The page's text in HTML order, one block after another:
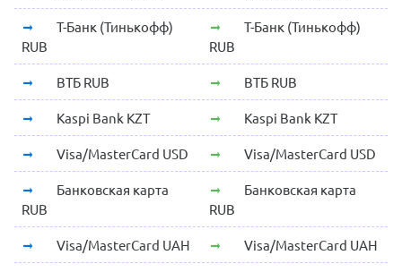
Т-Банк (Тинькофф)
RUB
Т-Банк (Тинькофф)
RUB
ВТБ RUB ВТБ RUB
Kaspi Bank KZT Kaspi Bank KZT
Visa/MasterCard USD Visa/MasterCard USD
Банковская карта
RUB
Банковская карта
RUB
Visa/MasterCard UAH Visa/MasterCard UAH